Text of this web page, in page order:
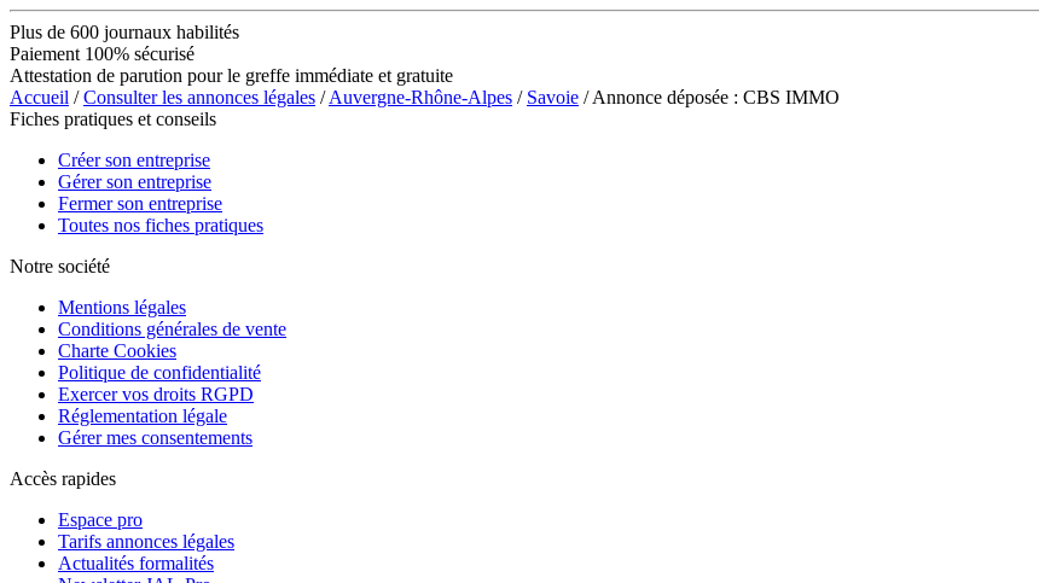
Plus de 600 journaux habilités
Paiement 100% sécurisé
Attestation de parution pour le greffe immédiate et gratuite
Accueil /Consulter les annonces légales /Auvergne-Rhône-Alpes / Savoie / Annonce déposée : CBS IMMO
Fiches pratiques et conseils
Créer son entreprise
Gérer son entreprise
Fermer son entreprise
Toutes nos fiches pratiques
Notre société
Mentions légales
Conditions générales de vente
Charte Cookies
Politique de confidentialité
Exercer vos droits RGPD
Réglementation légale
Gérer mes consentements
Accès rapides
Espace pro
Tarifs annonces légales
Actualités formalités